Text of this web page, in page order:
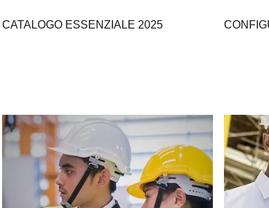
CATALOGO ESSENZIALE 2025